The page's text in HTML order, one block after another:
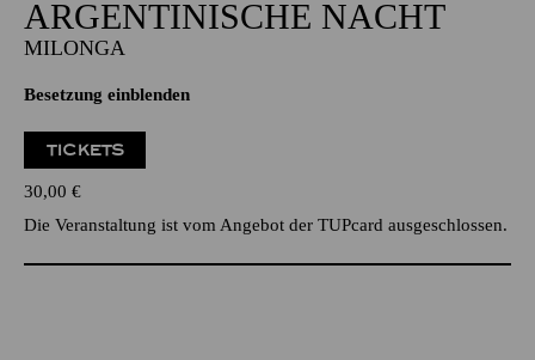
ARGEN­TINISCHE NACHT
MILONGA
Besetzung einblenden
TICKETS
30,00 €
Die Veranstaltung ist vom Angebot der TUPcard ausgeschlossen.